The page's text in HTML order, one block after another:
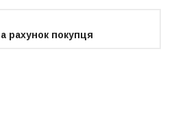
рахунок покупця